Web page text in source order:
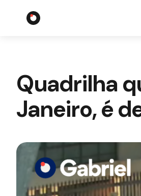
Quadrilha
Janeiro, é